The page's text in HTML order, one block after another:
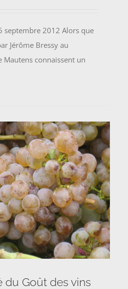
septembre 2012 Alors que
Jérôme Bressy au
Mautens connaissent un
du Goût des vins